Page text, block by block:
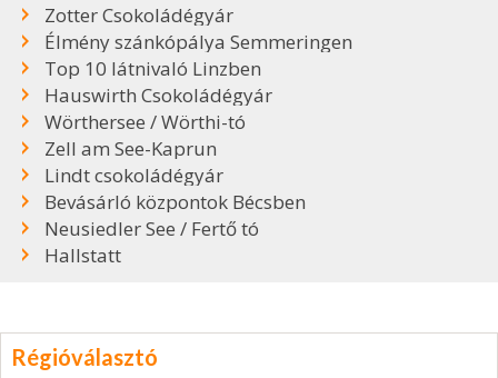
Zotter Csokoládégyár
Élmény szánkópálya Semmeringen
Top 10 látnivaló Linzben
Hauswirth Csokoládégyár
Wörthersee / Wörthi-tó
Zell am See-Kaprun
Lindt csokoládégyár
Bevásárló központok Bécsben
Neusiedler See / Fertő tó
Hallstatt
Régióválasztó